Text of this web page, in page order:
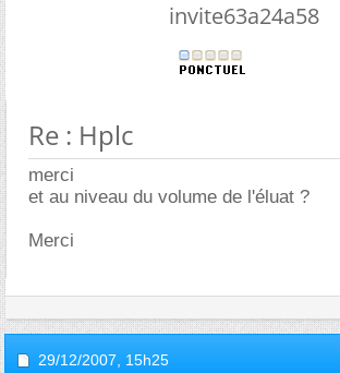
invite63a24a58
Re : Hplc
merci
et au niveau du volume de l'éluat ?
Merci
29/12/2007, 15h25